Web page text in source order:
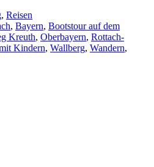
, Reisen
, Bayern, Bootstour auf dem
Kreuth, Oberbayern, Rottach-
Kindern, Wallberg, Wandern,